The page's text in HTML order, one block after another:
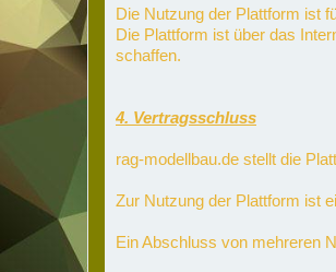
Die Nutzung der Plattform ist
Die Plattform ist über das
schaffen.
4. Vertragsschluss
rag-modellbau.de stellt die
Zur Nutzung der Plattform ist
Ein Abschluss von mehreren